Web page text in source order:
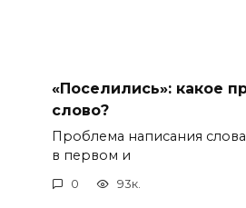
«Поселились»: какое
слово?
Проблема написания слова
в первом и
0 93к.